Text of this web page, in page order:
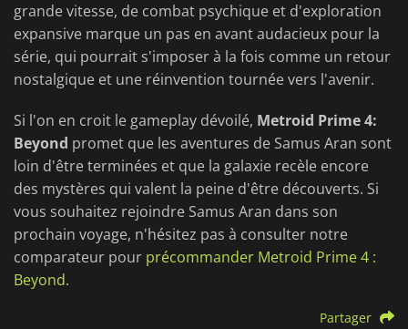
grande vitesse, de combat psychique et d'exploration
expansive marque un pas en avant audacieux pour la
série, qui pourrait s'imposer à la fois comme un retour
nostalgique et une réinvention tournée vers l'avenir.
Si l'on en croit le gameplay dévoilé, Metroid Prime 4:
Beyond promet que les aventures de Samus Aran sont
loin d'être terminées et que la galaxie recèle encore
des mystères qui valent la peine d'être découverts. Si
vous souhaitez rejoindre Samus Aran dans son
prochain voyage, n'hésitez pas à consulter notre
comparateur pour précommander Metroid Prime 4 :
Beyond.
Partager